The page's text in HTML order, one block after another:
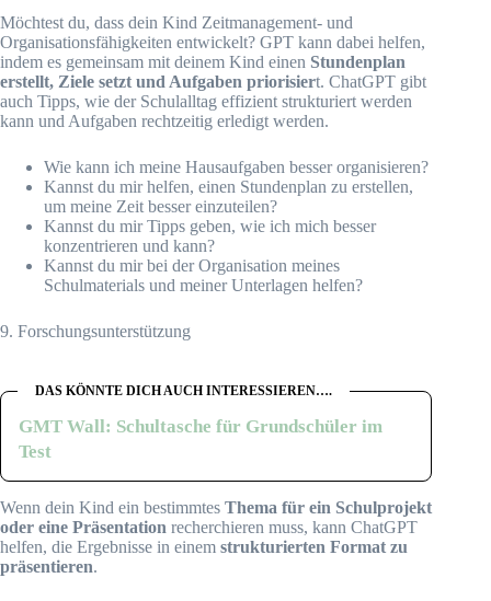
Möchtest du, dass dein Kind Zeitmanagement- und
Organisationsfähigkeiten entwickelt? GPT kann dabei helfen,
indem es gemeinsam mit deinem Kind einen Stundenplan
erstellt, Ziele setzt und Aufgaben priorisiert. ChatGPT gibt
auch Tipps, wie der Schulalltag effizient strukturiert werden
kann und Aufgaben rechtzeitig erledigt werden.
Wie kann ich meine Hausaufgaben besser organisieren?
Kannst du mir helfen, einen Stundenplan zu erstellen,
um meine Zeit besser einzuteilen?
Kannst du mir Tipps geben, wie ich mich besser
konzentrieren und kann?
Kannst du mir bei der Organisation meines
Schulmaterials und meiner Unterlagen helfen?
9. Forschungsunterstützung
DAS KÖNNTE DICH AUCH INTERESSIEREN….
GMT Wall: Schultasche für Grundschüler im
Test
Wenn dein Kind ein bestimmtes Thema für ein Schulprojekt
oder eine Präsentation recherchieren muss, kann ChatGPT
helfen, die Ergebnisse in einem strukturierten Format zu
präsentieren.